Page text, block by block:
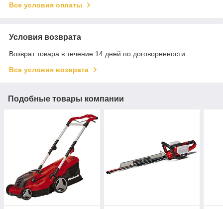
Все условия оплаты
Условия возврата
Возврат товара в течение 14 дней по договоренности
Все условия возврата
Подобные товары компании